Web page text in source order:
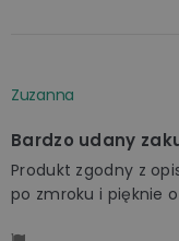
Zuzanna
Bardzo udany
Produkt zgodny z
po zmroku i pięknie